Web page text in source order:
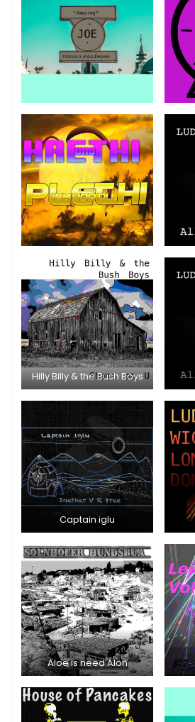
Hilly Billy & the Bush Boys
Captain iglu
Aloe is need Aloh